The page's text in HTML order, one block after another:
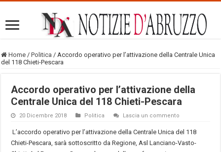
Home / Politica / Accordo operativo per l’attivazione della Centrale Unica
del 118 Chieti-Pescara
Accordo operativo per l’attivazione della
Centrale Unica del 118 Chieti-Pescara
20 Dicembre 2018 Politica Lascia un commento
L’accordo operativo per l’attivazione della Centrale Unica del 118
Chieti-Pescara, sarà sottoscritto da Regione, Asl Lanciano-Vasto-